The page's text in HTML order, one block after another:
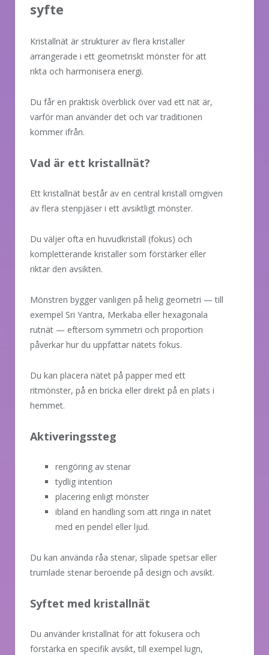
syfte
Kristallnät är strukturer av flera kristaller
arrangerade i ett geometriskt mönster för att
rikta och harmonisera energi.
Du får en praktisk överblick över vad ett nät är,
varför man använder det och var traditionen
kommer ifrån.
Vad är ett kristallnät?
Ett kristallnät består av en central kristall omgiven
av flera stenpjäser i ett avsiktligt mönster.
Du väljer ofta en huvudkristall (fokus) och
kompletterande kristaller som förstärker eller
riktar den avsikten.
Mönstren bygger vanligen på helig geometri — till
exempel Sri Yantra, Merkaba eller hexagonala
rutnät — eftersom symmetri och proportion
påverkar hur du uppfattar nätets fokus.
Du kan placera nätet på papper med ett
ritmönster, på en bricka eller direkt på en plats i
hemmet.
Aktiveringssteg
rengöring av stenar
tydlig intention
placering enligt mönster
ibland en handling som att ringa in nätet
med en pendel eller ljud.
Du kan använda råa stenar, slipade spetsar eller
trumlade stenar beroende på design och avsikt.
Syftet med kristallnät
Du använder kristallnät för att fokusera och
förstärka en specifik avsikt, till exempel lugn,